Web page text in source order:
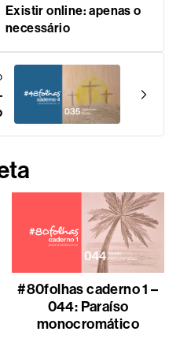
Existir online: apenas o
necessário
#80folhas caderno 1 –
044: Paraíso
monocromático